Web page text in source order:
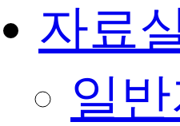
자료
일